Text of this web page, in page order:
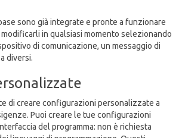
sono già integrate e pronte a funzionare
in qualsiasi momento selezionando
di comunicazione, un messaggio di
diversi.
di creare configurazioni personalizzate a
Puoi creare le tue configurazioni
del programma: non è richiesta